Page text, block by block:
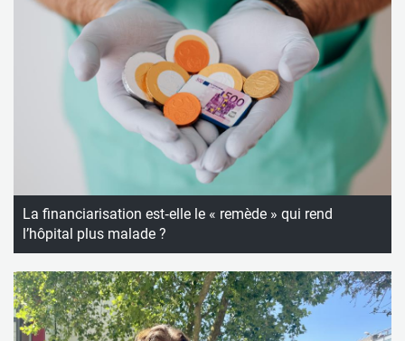
La financiarisation est‑elle le « remède » qui rend
l’hôpital plus malade ?